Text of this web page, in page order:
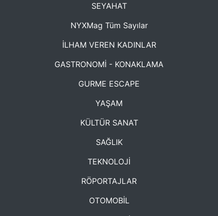
SEYAHAT
NYXMag Tüm Sayılar
İLHAM VEREN KADINLAR
GASTRONOMİ - KONAKLAMA
GURME ESCAPE
YAŞAM
KÜLTÜR SANAT
SAĞLIK
TEKNOLOJİ
RÖPORTAJLAR
OTOMOBİL